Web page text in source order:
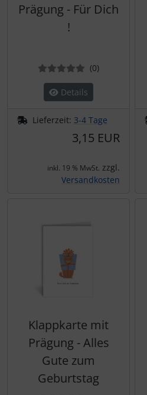
Prägung - Für Dich
!
(0Bewertungen
)
Details
Lieferzeit: 3-4 Tage
3,15 EUR
inkl. 19 % MwSt. zzgl.
Versandkosten
Klappkarte mit
Prägung - Alles
Gute zum
Geburtstag